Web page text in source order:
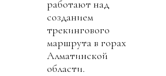
работают над
созданием
трекингового
маршрута в горах
Алматинской
области.